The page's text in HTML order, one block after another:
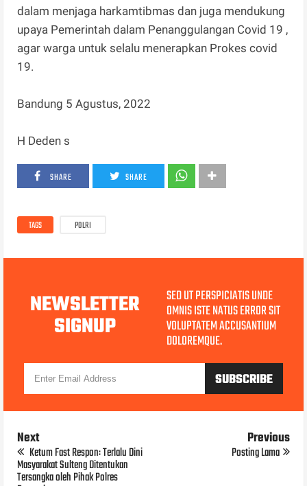
dalam menjaga harkamtibmas dan juga mendukung
upaya Pemerintah dalam Penanggulangan Covid 19 ,
agar warga untuk selalu menerapkan Prokes covid
19.
Bandung 5 Agustus, 2022
H Deden s
SHARE SHARE
TAGS POLRI
NEWSLETTER
SIGNUP
SED UT PERSPICIATIS UNDE
OMNIS ISTE NATUS ERROR SIT
VOLUPTATEM ACCUSANTIUM
DOLOREMQUE.
Next
Ketum Fast Respon: Terlalu Dini
Masyarakat Sulteng Ditentukan
Tersangka oleh Pihak Polres
Previous
Posting Lama